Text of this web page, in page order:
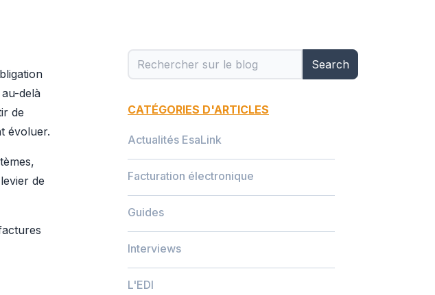
delà
de
évoluer.
de
Search
CATÉGORIES D'ARTICLES
Actualités EsaLink
Facturation électronique
Guides
Interviews
L'EDI